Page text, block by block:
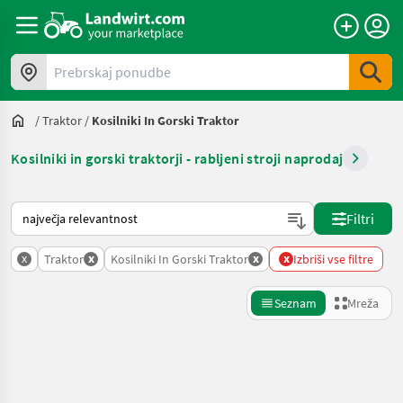
Prebrskaj ponudbe
/Traktor / Kosilniki In Gorski Traktor
Kosilniki in gorski traktorji - rabljeni stroji naprodaj
Tako je razvrščeno na Landwirt.com
Filtri
x Traktor x Kosilniki In Gorski Traktor x x Izbriši vse filtre
Seznam Mreža